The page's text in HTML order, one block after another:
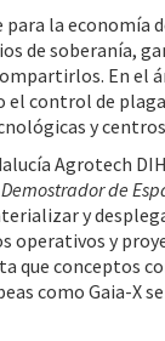
la economía
de soberanía,
En
el control de
y
Agrotech
de
y
operativos y
que conceptos
como Gaia-X